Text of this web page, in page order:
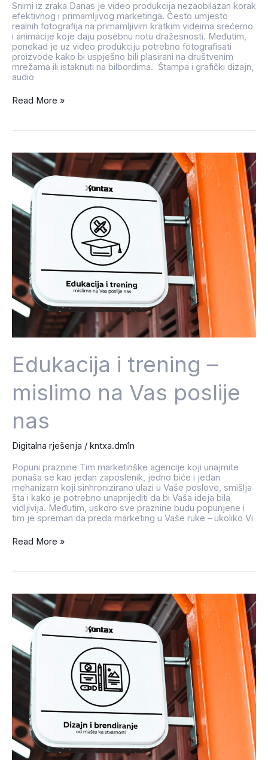
Snimi iz zraka Danas je video produkcija nezaobilazan korak
efektivnog i primamljivog marketinga. Često umjesto
realnih fotografija na primamljivim kratkim videima srećemo
i animacije koje daju posebnu notu dražesnosti. Međutim,
ponekad je uz video produkciju potrebno fotografisati
proizvode kako bi uspješno bili plasirani na društvenim
mrežama ili istaknuti na bilbordima. Štampa i grafički dizajn,
audio
Read More »
Edukacija i trening –
mislimo na Vas poslije
nas
Digitalna rješenja / kntxa.dm1n
Popuni praznine Tim marketinške agencije koji unajmite
ponaša se kao jedan zaposlenik, jedno biće i jedan
mehanizam koji sinhronizirano ulazi u Vaše poslove, smišlja
šta i kako je potrebno unaprijediti da bi Vaša ideja bila
vidljivija. Međutim, uskoro sve praznine budu popunjene i
tim je spreman da preda marketing u Vaše ruke – ukoliko Vi
Edukacija
trening
mislimo
na
Vas
poslije
Read More »
Dizajn
brendiranje
mašte
ka
stvarnosti